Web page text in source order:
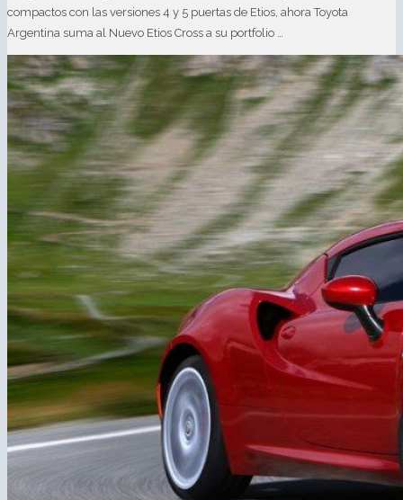
compactos con las versiones 4 y 5 puertas de Etios, ahora Toyota
Argentina suma al Nuevo Etios Cross a su portfolio …